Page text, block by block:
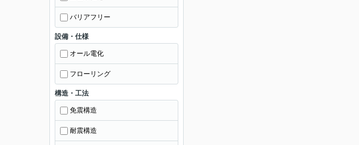
バリアフリー
設備・仕様
オール電化
フローリング
構造・工法
免震構造
耐震構造